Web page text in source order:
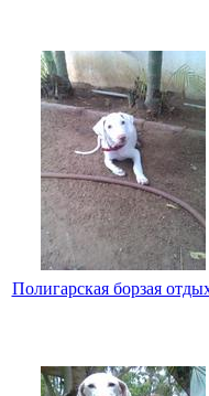
Полигарская борзая